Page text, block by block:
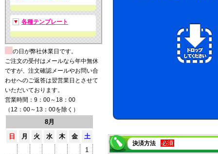
各種テンプレート
の日が弊社休業日です。
ご注文の受付はメールなら年中無休
ですが、注文確認メールやお問い合
わせへのご返答は翌営業日とさせて
いただいております。
営業時間：9：00～18：00
（12：00～13：00を除く）
8月
日
月 火 水 木 金
土
1
決済方法